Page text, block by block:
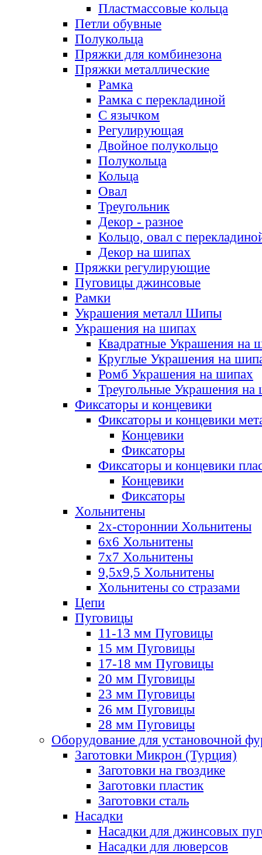
Пластмассовые кольца
Петли обувные
Полукольца
Пряжки для комбинезона
Пряжки металлические
Рамка
Рамка с перекладиной
С язычком
Регулирующая
Двойное полукольцо
Полукольца
Кольца
Овал
Треугольник
Декор - разное
Кольцо, овал с
Декор на шипах
Пряжки регулирующие
Пуговицы джинсовые
Рамки
Украшения металл Шипы
Украшения на шипах
Квадратные Украшения на
Круглые Украшения на
Ромб Украшения на шипах
Треугольные Украшения на
Фиксаторы и концевики
Фиксаторы и концевики
Концевики
Фиксаторы
Фиксаторы и концевики
Концевики
Фиксаторы
Хольнитены
2х-стороннии Хольнитены
6х6 Хольнитены
7х7 Хольнитены
9,5х9,5 Хольнитены
Хольнитены со стразами
Цепи
Пуговицы
11-13 мм Пуговицы
15 мм Пуговицы
17-18 мм Пуговицы
20 мм Пуговицы
23 мм Пуговицы
26 мм Пуговицы
28 мм Пуговицы
Оборудование для установочной
Заготовки Микрон (Турция)
Заготовки на гвоздике
Заготовки пластик
Заготовки сталь
Насадки
Насадки для джинсовых
Насадки для люверсов